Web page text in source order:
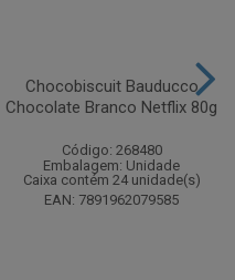
Chocobiscuit Bauducco
Chocolate Branco Netflix 80g
Código: 268480
Embalagem: Unidade
Caixa contém 24 unidade(s)
EAN: 7891962079585